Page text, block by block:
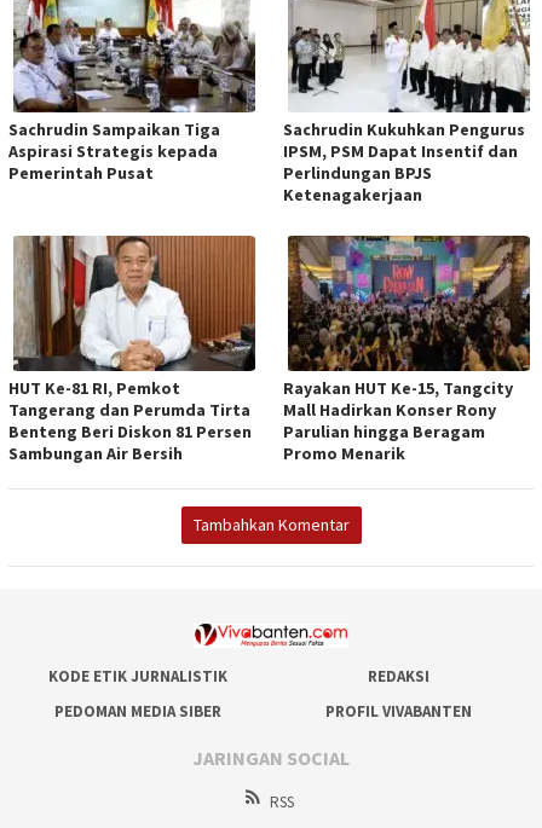
Sachrudin Sampaikan Tiga
Aspirasi Strategis kepada
Pemerintah Pusat
Sachrudin Kukuhkan Pengurus
IPSM, PSM Dapat Insentif dan
Perlindungan BPJS
Ketenagakerjaan
HUT Ke-81 RI, Pemkot
Tangerang dan Perumda Tirta
Benteng Beri Diskon 81 Persen
Sambungan Air Bersih
Rayakan HUT Ke-15, Tangcity
Mall Hadirkan Konser Rony
Parulian hingga Beragam
Promo Menarik
Tambahkan Komentar
KODE ETIK JURNALISTIK
REDAKSI
PEDOMAN MEDIA SIBER
PROFIL VIVABANTEN
JARINGAN SOCIAL
RSS